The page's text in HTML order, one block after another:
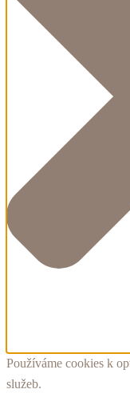
Používáme cookies k
služeb.